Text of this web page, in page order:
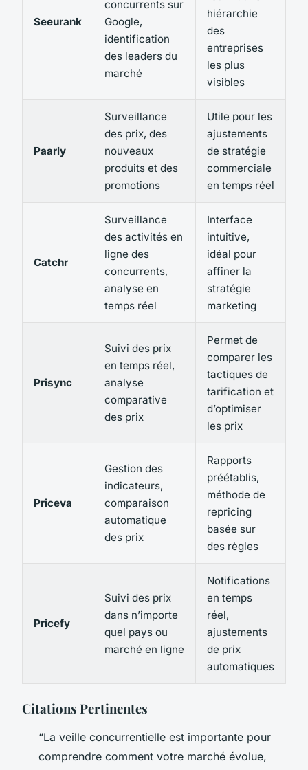
Seeurank
concurrents sur
Google,
identification
des leaders du
marché
hiérarchie
des
entreprises
les plus
visibles
Paarly
Surveillance
des prix, des
nouveaux
produits et des
promotions
Utile pour les
ajustements
de stratégie
commerciale
en temps réel
Catchr
Surveillance
des activités en
ligne des
concurrents,
analyse en
temps réel
Interface
intuitive,
idéal pour
affiner la
stratégie
marketing
Prisync
Suivi des prix
en temps réel,
analyse
comparative
des prix
Permet de
comparer les
tactiques de
tarification et
d’optimiser
les prix
Priceva
Gestion des
indicateurs,
comparaison
automatique
des prix
Rapports
préétablis,
méthode de
repricing
basée sur
des règles
Pricefy
Suivi des prix
dans n’importe
quel pays ou
marché en ligne
Notifications
en temps
réel,
ajustements
de prix
automatiques
Citations Pertinentes
“La veille concurrentielle est importante pour
comprendre comment votre marché évolue,